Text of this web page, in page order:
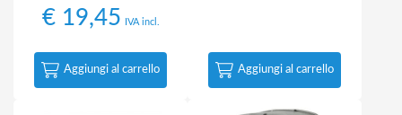
€19,45 IVA incl.
Aggiungi al carrello Aggiungi al carrello